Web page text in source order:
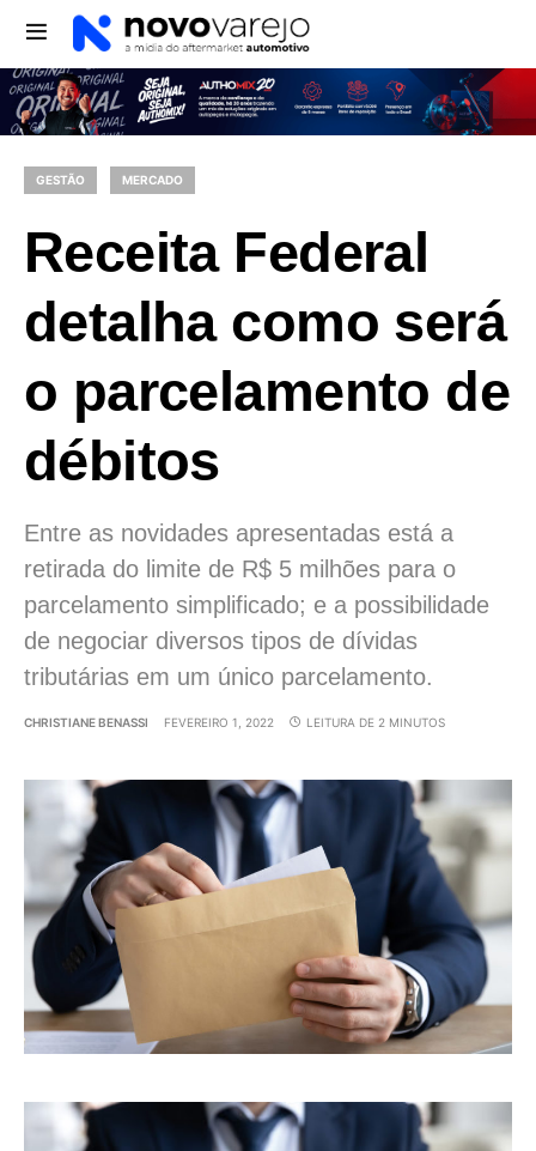
GESTÃO MERCADO
Receita Federal
detalha como será
o parcelamento de
débitos
Entre as novidades apresentadas está a
retirada do limite de R$ 5 milhões para o
parcelamento simplificado; e a possibilidade
de negociar diversos tipos de dívidas
tributárias em um único parcelamento.
CHRISTIANE BENASSI FEVEREIRO 1, 2022 LEITURA DE 2 MINUTOS